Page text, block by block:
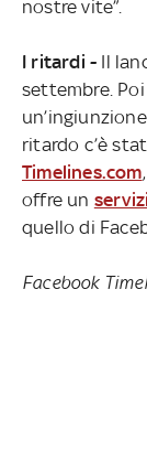
nostre vite”.
I ritardi - Il
settembre.
ritardo c’è
Timelines.com
offre un
quello di
Facebook